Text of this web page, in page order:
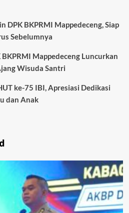
DPK BKPRMI Mappedeceng, Siap
Sebelumnya
Mappedeceng Luncurkan
Wisuda Santri
ke-75 IBI, Apresiasi Dedikasi
dan Anak